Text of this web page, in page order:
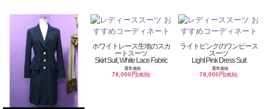
ホワイトレース生地のスカ
ートスーツ
Skirt Suit, White Lace Fabric
通常価格
78,000円(税別)
ライトピンクのワンピース
スーツ
Light Pink Dress Suit
通常価格
78,000円(税別)